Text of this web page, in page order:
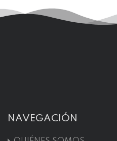
NAVEGACIÓN